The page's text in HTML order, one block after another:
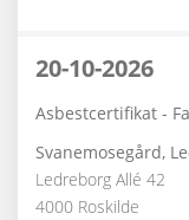
20-10-2026
Asbestcertifikat -
Svanemosegård,
Ledreborg Allé 42
4000 Roskilde